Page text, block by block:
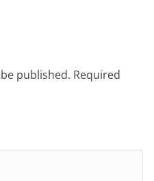
published. Required